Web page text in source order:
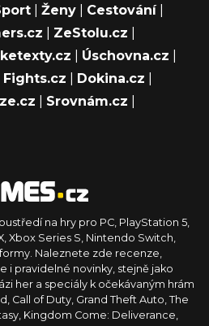
Ženy Cestování|
ZeStolu.cz
Úschovna.cz
Fights.cz Dokina.cz
Srovnám.cz
na hry pro PC, PlayStation 5,
Xbox Series S, Nintendo Switch,
Naleznete zde recenze,
i pravidelné novinky, stejně jako
her a speciály k očekávaným hrám
Call of Duty, Grand Theft Auto, The
Kingdom Come: Deliverance,